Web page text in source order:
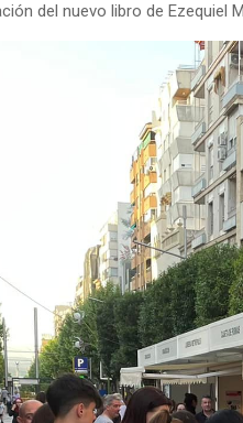
del nuevo libro de